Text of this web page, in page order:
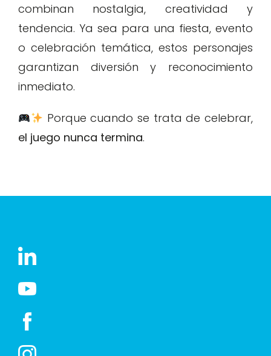
combinan nostalgia, creatividad y
tendencia. Ya sea para una fiesta, evento
o celebración temática, estos personajes
garantizan diversión y reconocimiento
inmediato.
Porque cuando se trata de celebrar,
el juego nunca termina.